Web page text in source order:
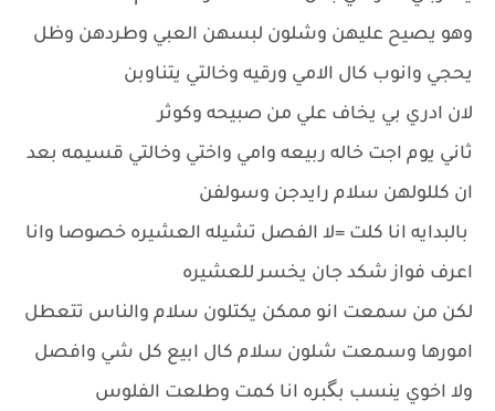
وهو يصيح عليهن وشلون لبسهن العبي وطردهن وظل
يحجي وانوب كال الامي ورقيه وخالتي يتناوبن
لان ادري بي يخاف علي من صبيحه وكوثر
ثاني يوم اجت خاله ربيعه وامي واختي وخالتي قسيمه بعد
ان كللولهن سلام رايدجن وسولفن
بالبدايه انا كلت =لا الفصل تشيله العشيره خصوصا وانا
اعرف فواز شكد جان يخسر للعشيره
لكن من سمعت انو ممكن يكتلون سلام والناس تتعطل
امورها وسمعت شلون سلام كال ابيع كل شي وافصل
ولا اخوي ينسب بگبره انا كمت وطلعت الفلوس